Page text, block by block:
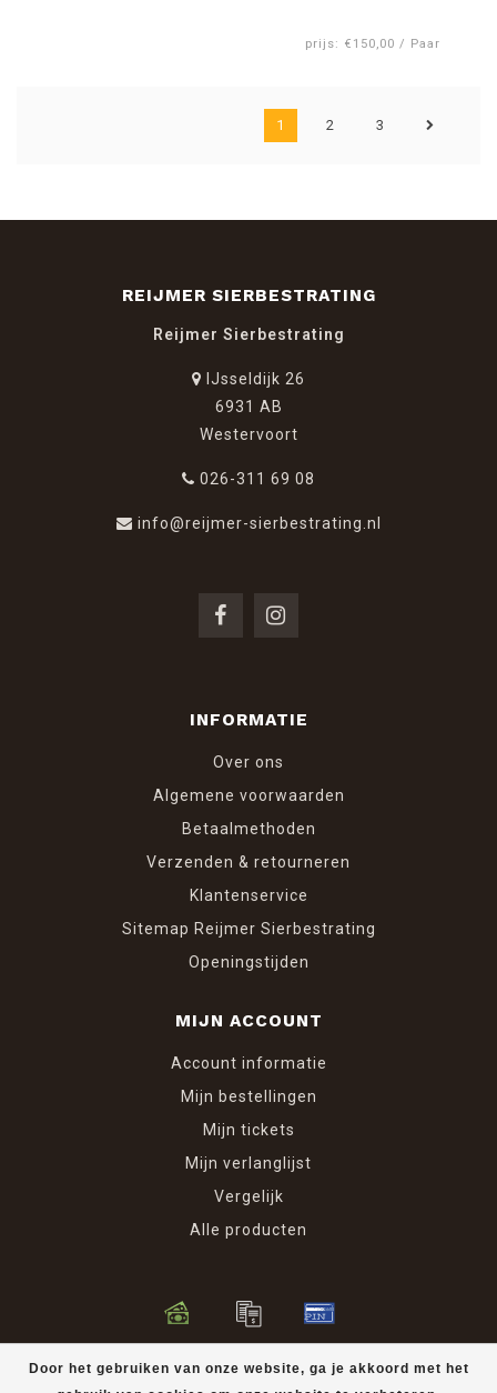
prijs: €150,00 / Paar
1 2 3
Door het gebruiken van onze website, ga je akkoord met het
REIJMER SIERBESTRATING
Reijmer Sierbestrating
IJsseldijk 26
6931 AB
Westervoort
026-311 69 08
info@reijmer-sierbestrating.nl
INFORMATIE
Over ons
Algemene voorwaarden
Betaalmethoden
Verzenden & retourneren
Klantenservice
Sitemap Reijmer Sierbestrating
Openingstijden
MIJN ACCOUNT
Account informatie
Mijn bestellingen
Mijn tickets
Mijn verlanglijst
Vergelijk
Alle producten
© Copyright 2026 Reijmer Sierbestrating